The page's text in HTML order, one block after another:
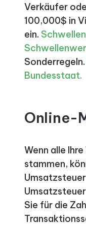
Verkäufer
100,000$ in
ein.
Sonderregeln.
Bundesstaat.
Online-
Wenn alle
stammen,
Sie für die